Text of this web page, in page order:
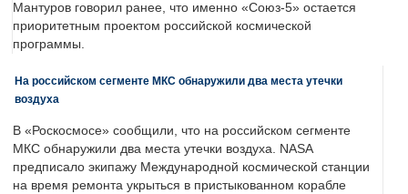
Мантуров говорил ранее, что именно «Союз-5» остается
приоритетным проектом российской космической
программы.
На российском сегменте МКС обнаружили два места утечки
воздуха
В «Роскосмосе» сообщили, что на российском сегменте
МКС обнаружили два места утечки воздуха. NASA
предписало экипажу Международной космической станции
на время ремонта укрыться в пристыкованном корабле